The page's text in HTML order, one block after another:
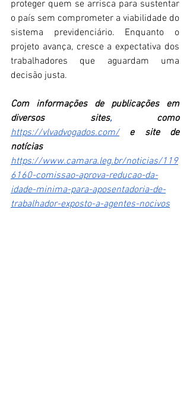
proteger quem se arrisca para sustentar
o país sem comprometer a viabilidade do
sistema previdenciário. Enquanto o
projeto avança, cresce a expectativa dos
trabalhadores que aguardam uma
decisão justa.
Com informações de publicações em
diversos sites, como
https://vlvadvogados.com/
e site de
notícias
https://www.camara.leg.br/noticias/119
6160-comissao-aprova-reducao-da-
idade-minima-para-aposentadoria-de-
trabalhador-exposto-a-agentes-nocivos